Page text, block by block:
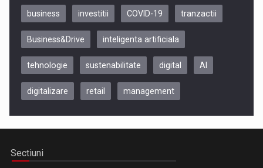
Be Inspired. Make it Happen!, CLUJ, 9 Decembrie
business investitii COVID-19 tranzactii
Business&Drive inteligenta artificiala
tehnologie sustenabilitate digital AI
digitalizare retail management
Sectiuni